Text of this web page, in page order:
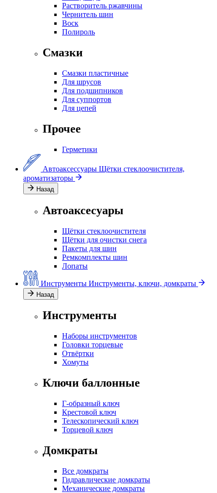
Растворитель ржавчины
Чернитель шин
Воск
Полироль
Смазки
Смазки пластичные
Для шрусов
Для подшипников
Для суппортов
Для цепей
Прочее
Герметики
Автоаксессуары Щётки стеклоочистителя,
ароматизаторы
Назад
Автоаксесуары
Щётки стеклоочистителя
Щётки для очистки снега
Пакеты для шин
Ремкомплекты шин
Лопаты
Инструменты Инструменты, ключи, домкраты
Назад
Инструменты
Наборы инструментов
Головки торцевые
Отвёртки
Хомуты
Ключи баллонные
Г-образный ключ
Крестовой ключ
Телескопический ключ
Торцевой ключ
Домкраты
Все домкраты
Гидравлические домкраты
Механические домкраты